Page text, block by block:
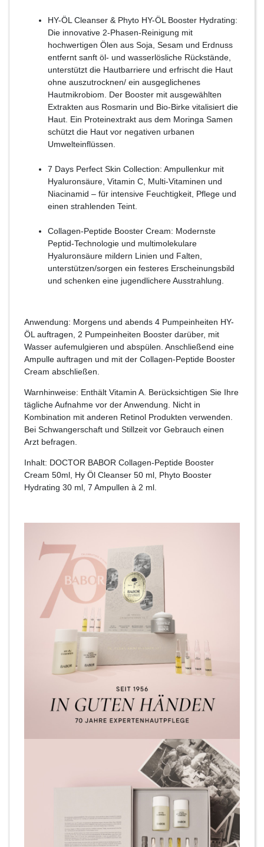
HY-ÖL Cleanser & Phyto HY-ÖL Booster Hydrating:
Die innovative 2-Phasen-Reinigung mit
hochwertigen Ölen aus Soja, Sesam und Erdnuss
entfernt sanft öl- und wasserlösliche Rückstände,
unterstützt die Hautbarriere und erfrischt die Haut
ohne auszutrocknen/ ein ausgeglichenes
Hautmikrobiom. Der Booster mit ausgewählten
Extrakten aus Rosmarin und Bio-Birke vitalisiert die
Haut. Ein Proteinextrakt aus dem Moringa Samen
schützt die Haut vor negativen urbanen
Umwelteinflüssen.
7 Days Perfect Skin Collection: Ampullenkur mit
Hyaluronsäure, Vitamin C, Multi-Vitaminen und
Niacinamid – für intensive Feuchtigkeit, Pflege und
einen strahlenden Teint.
Collagen-Peptide Booster Cream: Modernste
Peptid-Technologie und multimolekulare
Hyaluronsäure mildern Linien und Falten,
unterstützen/sorgen ein festeres Erscheinungsbild
und schenken eine jugendlichere Ausstrahlung.
Anwendung: Morgens und abends 4 Pumpeinheiten HY-
ÖL auftragen, 2 Pumpeinheiten Booster darüber, mit
Wasser aufemulgieren und abspülen. Anschließend eine
Ampulle auftragen und mit der Collagen-Peptide Booster
Cream abschließen.
Warnhinweise: Enthält Vitamin A. Berücksichtigen Sie Ihre
tägliche Aufnahme vor der Anwendung. Nicht in
Kombination mit anderen Retinol Produkten verwenden.
Bei Schwangerschaft und Stillzeit vor Gebrauch einen
Arzt befragen.
Inhalt: DOCTOR BABOR Collagen-Peptide Booster
Cream 50ml, Hy Öl Cleanser 50 ml, Phyto Booster
Hydrating 30 ml, 7 Ampullen à 2 ml.